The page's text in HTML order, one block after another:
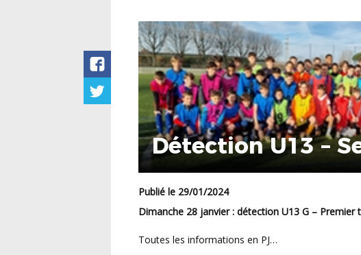
Détection U13 –
Publié le 29/01/2024
Dimanche 28 janvier : détection U13 G –
Toutes les informations en PJ…